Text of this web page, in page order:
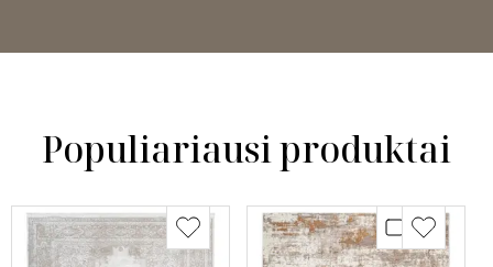
Populiariausi produktai